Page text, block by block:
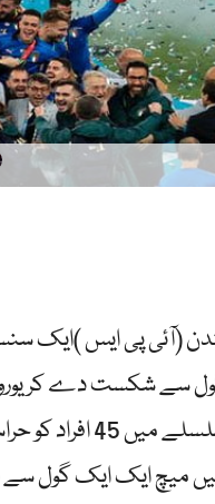
(آئی پی ایس )ایک
سے شکست دے کر یورو